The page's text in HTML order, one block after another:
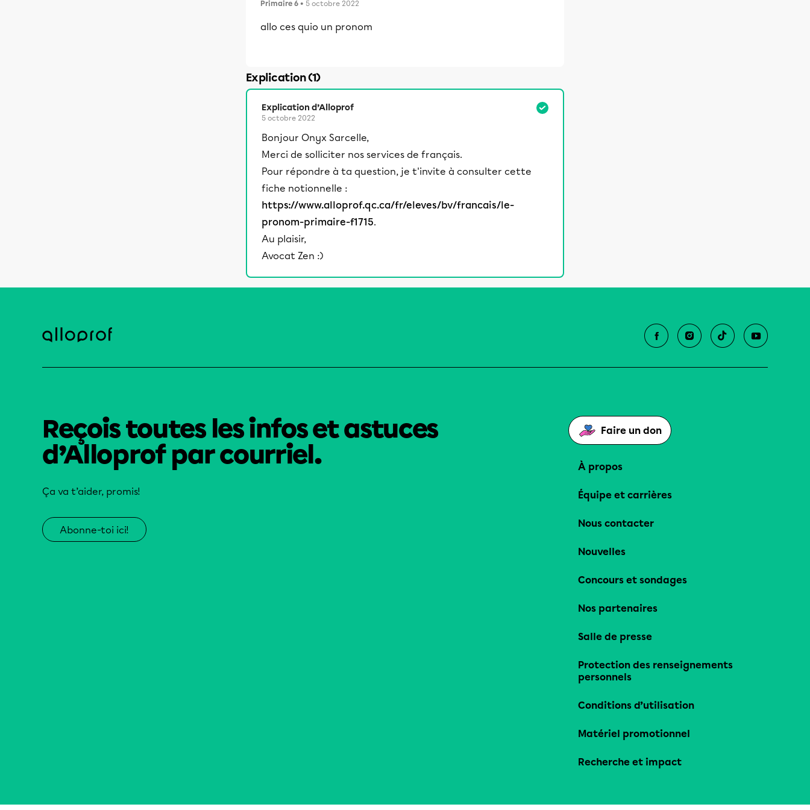
Primaire 6 • 5 octobre 2022
allo ces quio un pronom
Explication (1)
Explication d’Alloprof
5 octobre 2022
Bonjour Onyx Sarcelle,
Merci de solliciter nos services de français.
Pour répondre à ta question, je t'invite à consulter cette
fiche notionnelle :
https://www.alloprof.qc.ca/fr/eleves/bv/francais/le-
pronom-primaire-f1715.
Au plaisir,
Avocat Zen :)
Reçois toutes les infos et astuces
d’Alloprof par courriel.
Ça va t’aider, promis!
Abonne-toi ici!
Faire un don
À propos
Équipe et carrières
Nous contacter
Nouvelles
Concours et sondages
Nos partenaires
Salle de presse
Protection des renseignements
personnels
Conditions d’utilisation
Matériel promotionnel
Recherche et impact